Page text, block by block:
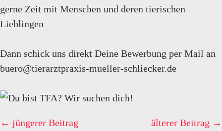
gerne Zeit mit Menschen und deren tierischen
Lieblingen
Dann schick uns direkt Deine Bewerbung per Mail an
buero@tierarztpraxis-mueller-schliecker.de
← jüngerer Beitrag älterer Beitrag →